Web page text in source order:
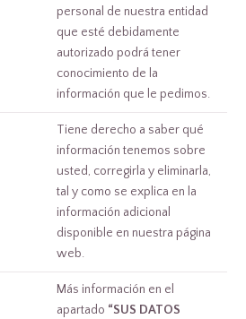
personal de nuestra entidad
que esté debidamente
autorizado podrá tener
conocimiento de la
información que le pedimos.
Tiene derecho a saber qué
información tenemos sobre
usted, corregirla y eliminarla,
tal y como se explica en la
información adicional
disponible en nuestra página
web.
Más información en el
apartado “SUS DATOS